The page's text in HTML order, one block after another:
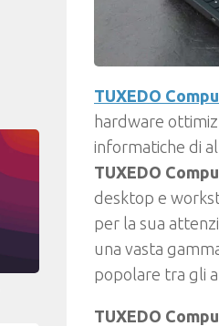
TUXEDO
hardware
informatiche di
TUXEDO
desktop e
per la sua
una vasta
popolare tra gli
TUXEDO